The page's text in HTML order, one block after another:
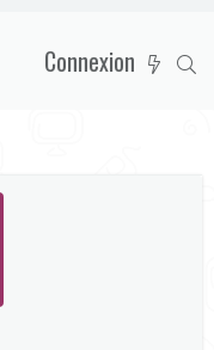
Connexion